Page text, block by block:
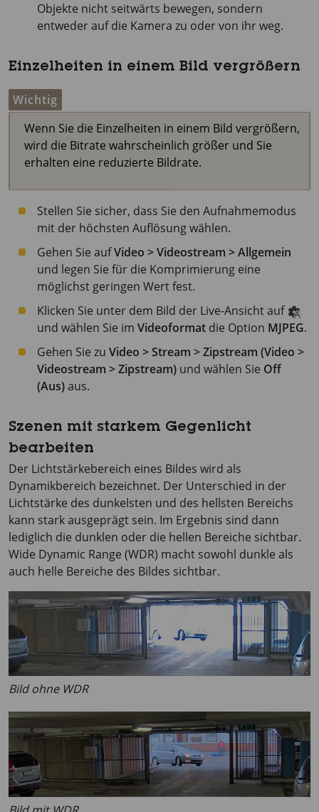
Objekte nicht seitwärts bewegen, sondern
entweder auf die Kamera zu oder von ihr weg.
Einzelheiten in einem Bild vergrößern
Wichtig
Wenn Sie die Einzelheiten in einem Bild vergrößern,
wird die Bitrate wahrscheinlich größer und Sie
erhalten eine reduzierte Bildrate.
Stellen Sie sicher, dass Sie den Aufnahmemodus
mit der höchsten Auflösung wählen.
Gehen Sie aufVideo > Videostream > Allgemein
und legen Sie für die Komprimierung eine
möglichst geringen Wert fest.
Klicken Sie unter dem Bild der Live-Ansicht auf
und wählen Sie im Videoformat die Option MJPEG.
Gehen Sie zu Video > Stream > Zipstream (Video >
Videostream > Zipstream) und wählen Sie Off
(Aus)aus.
Szenen mit starkem Gegenlicht
bearbeiten
Der Lichtstärkebereich eines Bildes wird als
Dynamikbereich bezeichnet. Der Unterschied in der
Lichtstärke des dunkelsten und des hellsten Bereichs
kann stark ausgeprägt sein. Im Ergebnis sind dann
lediglich die dunklen oder die hellen Bereiche sichtbar.
Wide Dynamic Range (WDR) macht sowohl dunkle als
auch helle Bereiche des Bildes sichtbar.
Bild ohne WDR